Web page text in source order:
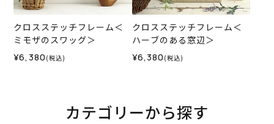
クロスステッチフレーム＜
ミモザのスワッグ＞
¥6,380 (税込)
クロスステッチフレーム＜
ハーブのある窓辺＞
¥6,380 (税込)
カテゴリーから探す